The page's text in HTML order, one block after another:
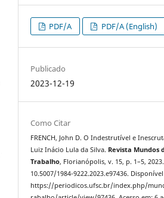
PDF/A PDF/A (English)
Publicado
2023-12-19
Como Citar
FRENCH, John D. O Indestrutível e
Luiz Inácio Lula da Silva. Revista Mundos
Trabalho, Florianópolis, v. 15, p. 1–5,
10.5007/1984-9222.2023.e97436.
https://periodicos.ufsc.br/index.php/